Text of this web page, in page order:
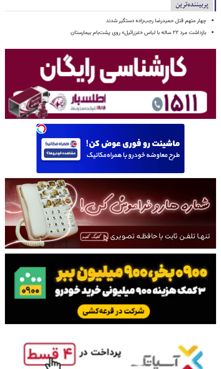
پربیننده‌ترین
چهار متهم قتل حمیدرضا رجب‌زاده دستگیر شدند
بازداشت مرد ۲۲ ساله با لباس «عزرائیل» روی پشت‌بام بیمارستان